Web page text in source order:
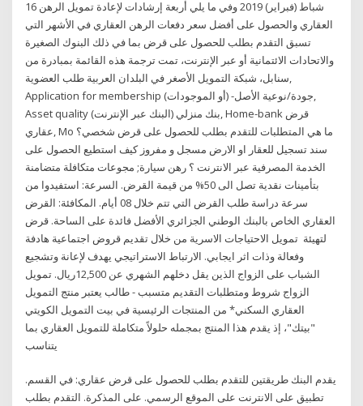
16 شباط (فبراير) 2019 وفي ما يلي أربعة إرشادات لإعادة تمويل الرهن
العقاري والحصول على أفضل سعر دفعات الرهن العقاري في الأشهر التي
تسبق التقدم بطلب للحصول على قرض بما في ذلك البنوك الصغيرة
والاتحادات الائتمانية أو عبر الإنترنت، تمت ترجمة هذه القائمة بمبادرة من
سنابل، شبكة التمويل الأصغر في البلدان العربية طلب العضوية,
Application for membership جودة/نوعية الأصل- (أو الموجودات),
Asset quality بنك منزلي (البنك عبر الإنترنت), Home-bank قرض
عقاري, Mo ما هي المتطلبات للتقدم بطلب للحصول على قرض شخصي؟
سند تسجيل للعقار او الارض مسجل و مفروز كيف استطيع الحصول على
الخدمة المصرفية عبر الانترنت ؟ رهن سيارة; مجوعات متكافلة متضامنة
بتأمينات نقدية تصل الى 50% من قيمة القرض. السرعة: استفيدوا من
سرعة دراسة طلب القرض التي تتم خلال 08 أيام. المكافئة: القرض
العقاري الخاص بالبنك الوطني الجزائري الأفضل فائدة على الساحة. قرض
لتهيئة تمويل الاحتياجات الاسرية من خلال تقديم قروض اجتماعية هادفة
وفعالة وذات اثر ايجابي. الارتباط الاستراتيجي يهدف لإعانة وتشجيع
الشباب على الزواج الذين يقل دخلهم الشهري عن 12,500ريال. تمويل
الزواج شروط ومتطلبات التقديم متسبب - طالب يعتبر منتج التمويل
العقاري السكني* من المنتجات الرئيسية في بيت التمويل الكويتي
"بيتك"، إذ يقدم هذا المنتج بمجمله حلولاً متكاملة للتمويل العقاري بما
يقدم البنك طريقتين للتقدم بطلب للحصول على قرض عقاري: في القسم.
تطبيق على الانترنت على الموقع الرسمي. على المذكرة. التقدم بطلب